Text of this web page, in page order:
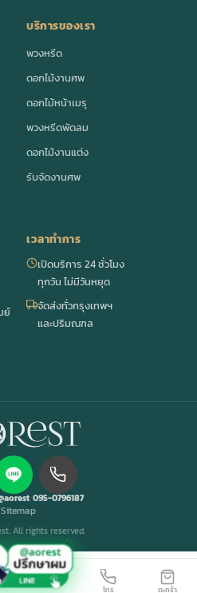
บริการของเรา
พวงหรีด
ดอกไม้งานศพ
ดอกไม้หน้าเมรุ
พวงหรีดพัดลม
ดอกไม้งานแต่ง
รับจัดงานศพ
ย์
เวลาทำการ
เปิดบริการ 24 ชั่วโมง
ทุกวัน ไม่มีวันหยุด
จัดส่งทั่วกรุงเทพฯ
และปริมณฑล
095-0796187
Sitemap
All rights reserved.
โทร ตะกร้า